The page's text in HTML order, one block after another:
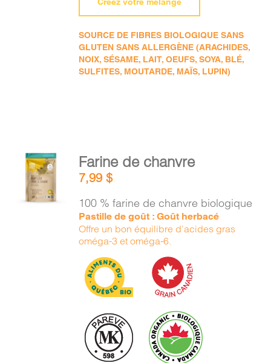
SOURCE DE FIBRES BIOLOGIQUE SANS
GLUTEN SANS ALLERGÈNE (ARACHIDES,
NOIX, SÉSAME, LAIT, OEUFS, SOYA, BLÉ,
SULFITES, MOUTARDE, MAÏS, LUPIN)
AJOUTER
AU
PANIER
/
Farine de chanvre
7,99$
100 % farine de chanvre biologique
Pastille de goût : Goût herbacé
Offre un bon équilibre d’acides gras
oméga-3 et oméga-6.